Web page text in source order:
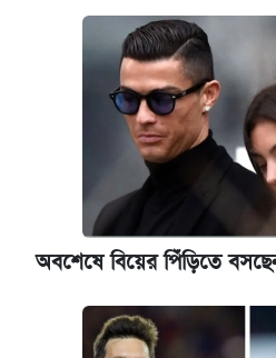
অবশেষে বিয়ের পিঁড়িতে